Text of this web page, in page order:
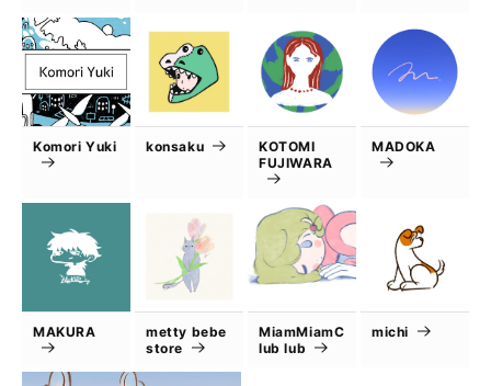
Komori Yuki konsaku
KOTOMI
FUJIWARA
MADOKA
MAKURA
metty bebe
store
MiamMiamC
lub lub
michi